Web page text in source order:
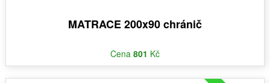
MATRACE 200x90 chránič
Cena 801 Kč